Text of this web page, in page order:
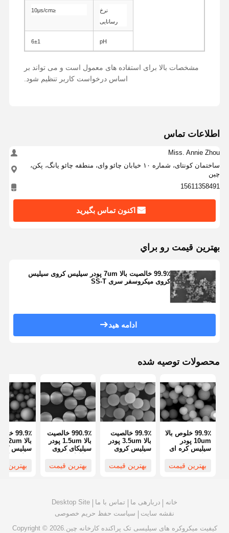
دربارهی ما کارخانه تور
میکروکره های سیلیسی تک پراکنده
میکروکره های سیلیس توخالی
پودر سیلیکون کروی
نانوکره های سیلیس
پودر سیلیس ذوب شده
پودر نانو سیلیس
پودر آلومینیوم کروی
سیلیس دود هیدروفیل
نرخ
رسانایی
≤10μs/cm
pH
6±1
مشخصات بالا برای استفاده های معمول است و می تواند بر
اساس درخواست کاربر تنظیم شود.
اطلاعات تماس
Miss. Annie Zhou
ساختمان کونتای، شماره ۱۰ خیابان چائو وای، منطقه چائو یانگ، پکن،
چین
15611358491
اکنون تماس بگیرید
بهترين قيمت رو براي
99.9٪ خالصیت بالا 7um پودر سیلیس کروی سیلیس
کروی میکروسفر سری SS-T
ادامه هید
محصولات توصیه شده
99.9٪ خلوص بالا
10um پودر
سیلیس کره ای
میکروسفر سری
SS-T
بهترین قیمت
99.9٪ خالصیت
بالا 3.5um پودر
سیلیس کروی
میکروسفر سری
SS-T
بهترین قیمت
990.9٪ خالصیت
بالا 1.5um پودر
سیلیکای کروی
میکروسفر سری
SS-T
بهترین قیمت
99.9٪
سیلیس
SS-T
بهترین
خانه دربارهی ما تماس با ما
Desktop Site
نقشه سایت
سیاست حفظ حریم خصوصی
کیفیت میکروکره های سیلیسی تک پراکنده
کارخانه چین.Copyright © 2026